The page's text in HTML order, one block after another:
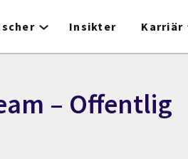
Insikter Karriär
– Offentlig